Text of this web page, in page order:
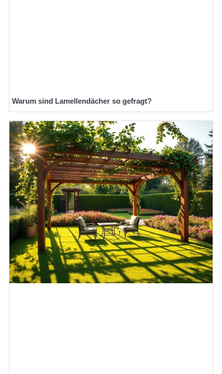
Warum sind Lamellendächer so gefragt?